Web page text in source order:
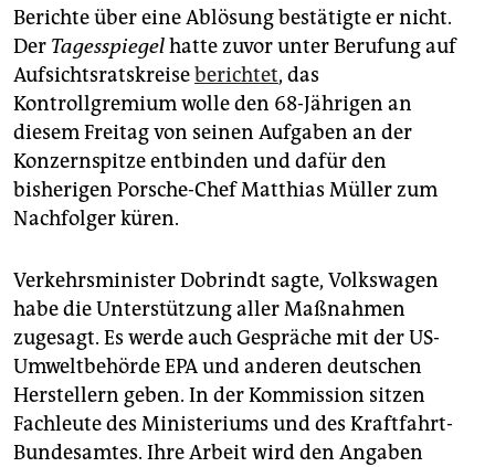
Berichte über eine Ablösung bestätigte er nicht.
Der Tagesspiegelhatte zuvor unter Berufung auf
Aufsichtsratskreiseberichtet, das
Kontrollgremium wolle den 68-Jährigen an
diesem Freitag von seinen Aufgaben an der
Konzernspitze entbinden und dafür den
bisherigen Porsche-Chef Matthias Müller zum
Nachfolger küren.
Verkehrsminister Dobrindt sagte, Volkswagen
habe die Unterstützung aller Maßnahmen
zugesagt. Es werde auch Gespräche mit der US-
Umweltbehörde EPA und anderen deutschen
Herstellern geben. In der Kommission sitzen
Fachleute des Ministeriums und des Kraftfahrt-
Bundesamtes. Ihre Arbeit wird den Angaben